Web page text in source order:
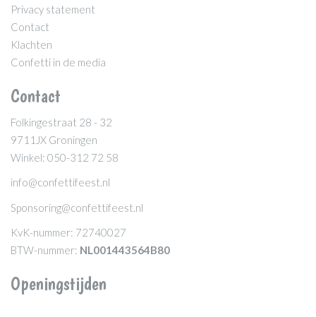
Privacy statement
Contact
Klachten
Confetti in de media
Contact
Folkingestraat 28 - 32
9711JX Groningen
Winkel: 050-312 72 58
info@confettifeest.nl
Sponsoring@confettifeest.nl
KvK-nummer: 72740027
BTW-nummer: NL001443564B80
Openingstijden